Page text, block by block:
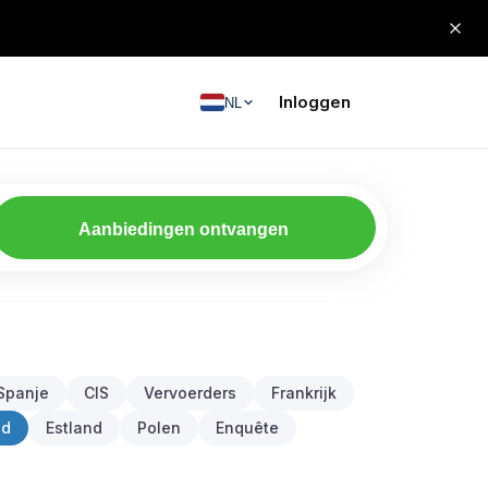
NL Inloggen
Aanbiedingen ontvangen
CIS Vervoerders
Frankrijk
Estland Polen Enquête